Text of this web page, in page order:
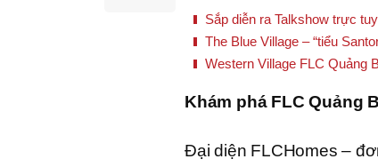
Sắp diễn ra Talkshow trực
The Blue Village – “tiểu
Western Village FLC Quảng
Khám phá FLC Quảng
Đại diện FLCHomes –